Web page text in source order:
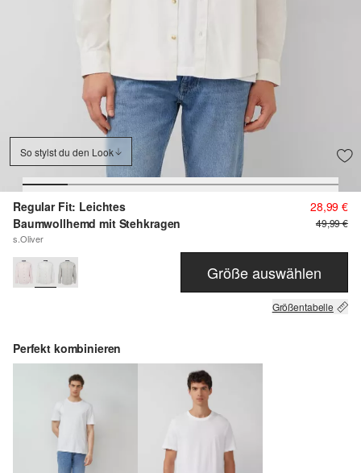
So stylst du den Look
Regular Fit: Leichtes
Baumwollhemd mit Stehkragen
s.Oliver
28,99 €
49,99 €
Größe auswählen
Größentabelle
Perfekt kombinieren